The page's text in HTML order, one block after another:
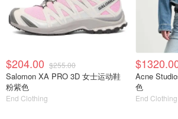
$204.00 $255.00
Salomon XA PRO 3D 女士运动鞋
粉紫色
End Clothing
Acne
色
End Clothing